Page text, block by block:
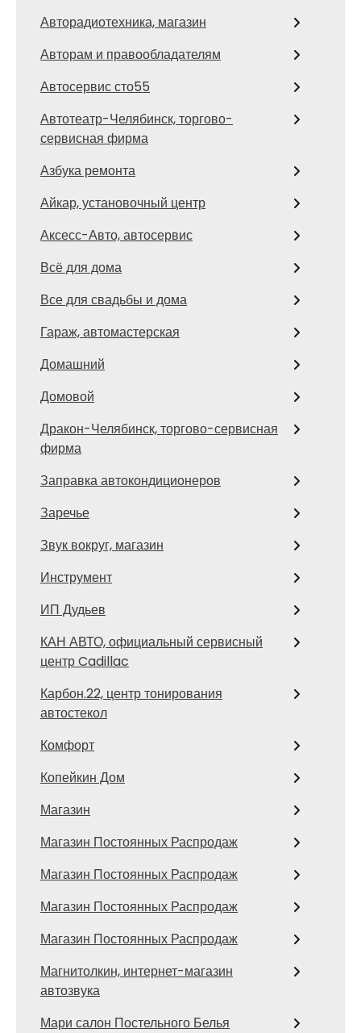
Авторадиотехника, магазин
Авторам и правообладателям
Автосервис сто55
Автотеатр-Челябинск, торгово-
сервисная фирма
Азбука ремонта
Айкар, установочный центр
Аксесс-Авто, автосервис
Всё для дома
Все для свадьбы и дома
Гараж, автомастерская
Домашний
Домовой
Дракон-Челябинск, торгово-сервисная
фирма
Заправка автокондиционеров
Заречье
Звук вокруг, магазин
Инструмент
ИП Дудьев
КАН АВТО, официальный сервисный
центр Cadillac
Карбон.22, центр тонирования
автостекол
Комфорт
Копейкин Дом
Магазин
Магазин Постоянных Распродаж
Магазин Постоянных Распродаж
Магазин Постоянных Распродаж
Магазин Постоянных Распродаж
Магнитолкин, интернет-магазин
автозвука
Мари салон Постельного Белья